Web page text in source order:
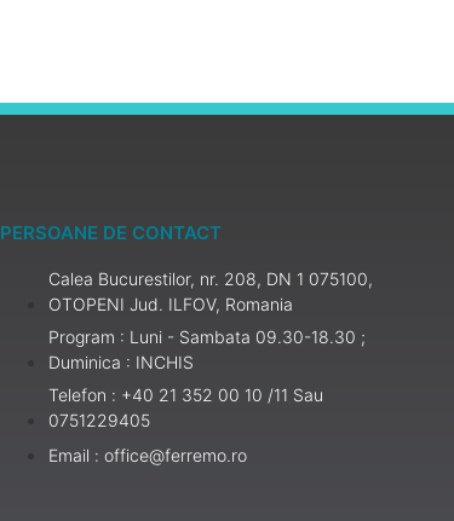
PERSOANE DE CONTACT
Calea Bucurestilor, nr. 208, DN 1 075100,
OTOPENI Jud. ILFOV, Romania
Program : Luni - Sambata 09.30-18.30 ;
Duminica : INCHIS
Telefon : +40 21 352 00 10 /11 Sau
0751229405
Email : office@ferremo.ro